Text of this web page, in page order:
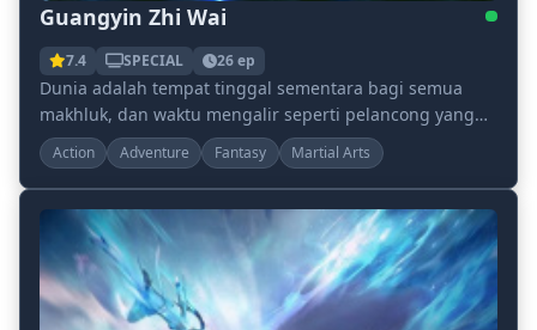
Guangyin Zhi Wai
7.4 SPECIAL 26 ep
Dunia adalah tempat tinggal sementara bagi semua
makhluk, dan waktu mengalir seperti pelancong yang
lewat. Saat langit yang hancur membuka mata
menaku...
Action Adventure Fantasy Martial Arts